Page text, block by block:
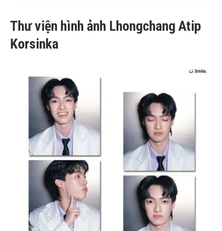
Thư viện hình ảnh Lhongchang Atip
Korsinka